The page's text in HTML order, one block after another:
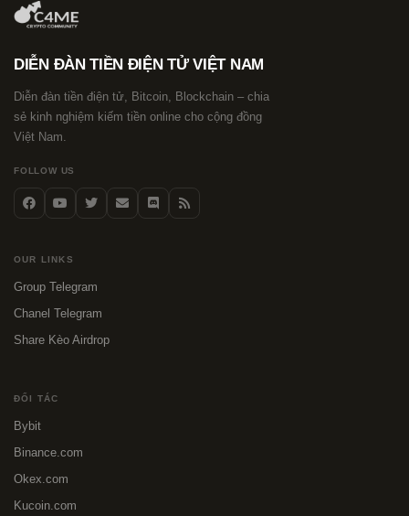
DIỄN ĐÀN TIỀN ĐIỆN TỬ VIỆT NAM
Diễn đàn tiền điện tử, Bitcoin, Blockchain – chia
sẻ kinh nghiệm kiếm tiền online cho cộng đồng
Việt Nam.
FOLLOW US
OUR LINKS
Group Telegram
Chanel Telegram
Share Kèo Airdrop
ĐỐI TÁC
Bybit
Binance.com
Okex.com
Kucoin.com